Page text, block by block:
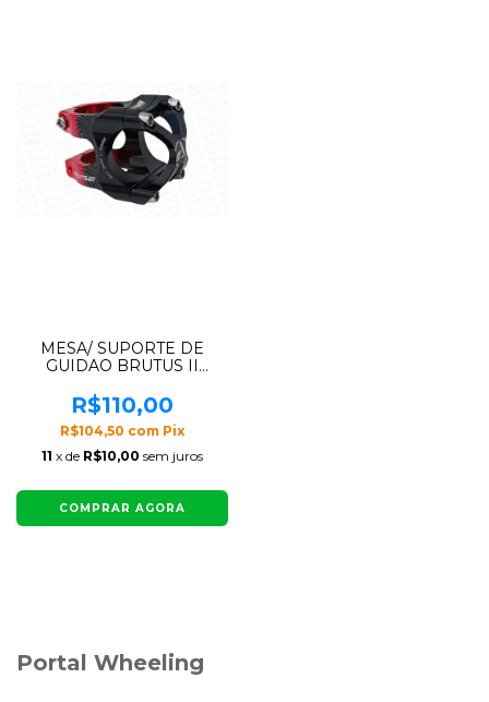
MESA/ SUPORTE DE
GUIDAO BRUTUS II
31.8X35MM
R$110,00
R$104,50 com Pix
11 x de R$10,00 sem juros
COMPRAR AGORA
Portal Wheeling